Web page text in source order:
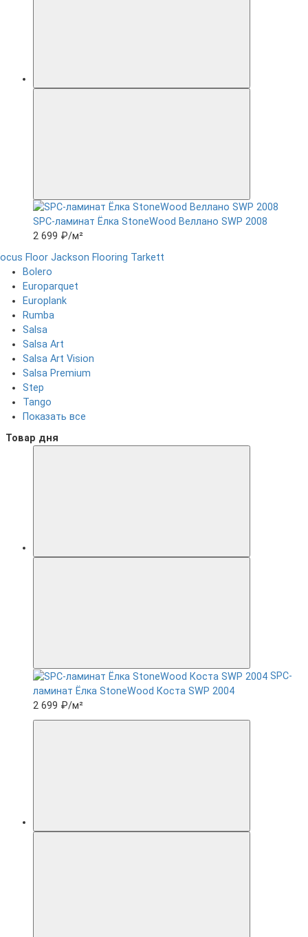
SPC-ламинат Ëлка StoneWood Веллано SWP 2008
2 699 ₽/м²
Floor Jackson Flooring Tarkett
Bolero
Europarquet
Europlank
Rumba
Salsa
Salsa Art
Salsa Art Vision
Salsa Premium
Step
Tango
Показать все
Товар дня
SPC-
ламинат Ëлка StoneWood Коста SWP 2004
2 699 ₽/м²